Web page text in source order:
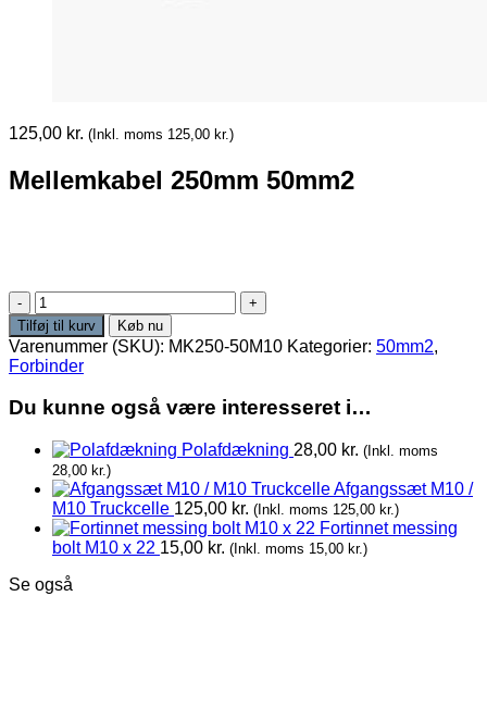
125,00 kr. (Inkl. moms 125,00 kr.)
Mellemkabel 250mm 50mm2
Mellemkabel
250mm
50mm2
antal
Tilføj til kurv Køb nu
Varenummer (SKU): MK250-50M10 Kategorier: 50mm2,
Forbinder
Du kunne også være interesseret i…
Polafdækning 28,00 kr. (Inkl. moms
28,00 kr.)
Afgangssæt M10 /
M10 Truckcelle 125,00 kr. (Inkl. moms 125,00 kr.)
Fortinnet messing
bolt M10 x 22 15,00 kr. (Inkl. moms 15,00 kr.)
Se også